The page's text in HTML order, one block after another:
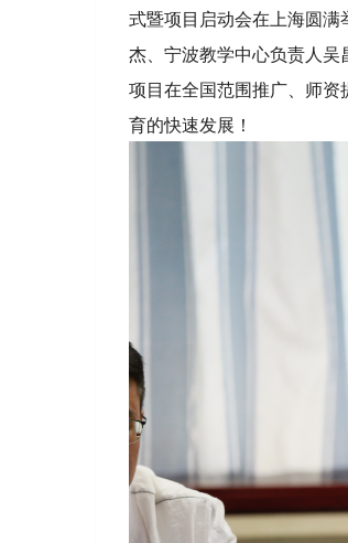
式暨项目启动会在上海圆
杰、宁波教学中心负责人
项目在全国范围推广、师
育的快速发展！